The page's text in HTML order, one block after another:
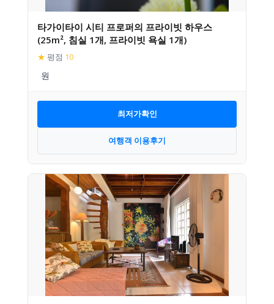
타가이타이 시티 프로퍼의 프라이빗 하우스
(25m², 침실 1개, 프라이빗 욕실 1개)
★ 평점 10
최저가확인
여행객 이용후기